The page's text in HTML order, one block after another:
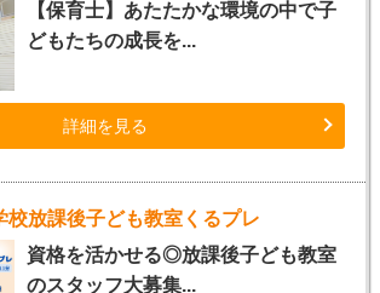
【保育士】あたたかな環境の中で子
どもたちの成長を...
詳細を見る
校放課後子ども教室くるプレ
資格を活かせる◎放課後子ども教室
のスタッフ大募集...